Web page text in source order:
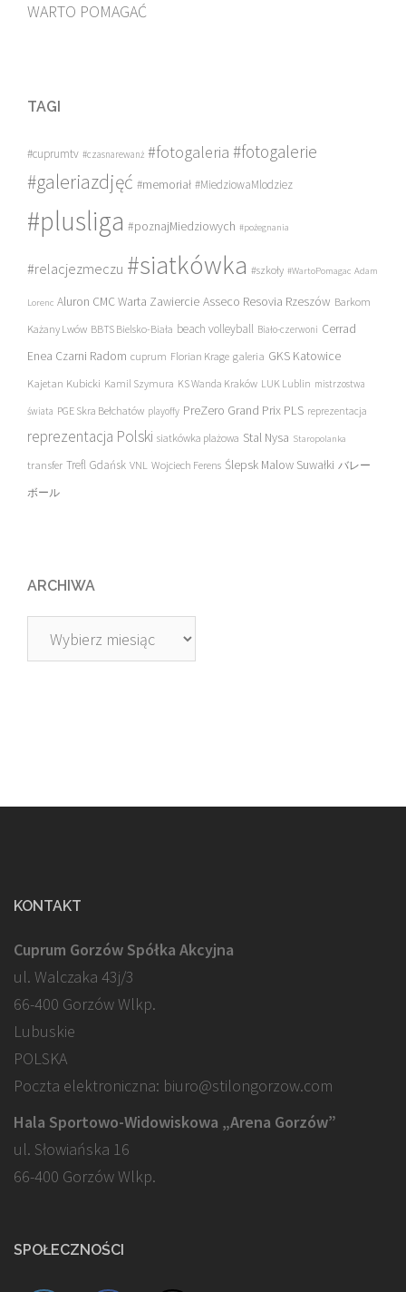
WARTO POMAGAĆ
TAGI
#cuprumtv #czasnarewanż #fotogaleria #fotogalerie
#galeriazdjęć #memoriał #MiedziowaMlodziez
#plusliga #poznajMiedziowych #pożegnania
#relacjezmeczu #siatkówka #szkoły #WartoPomagac Adam
Lorenc Aluron CMC Warta Zawiercie Asseco Resovia Rzeszów Barkom
Każany Lwów BBTS Bielsko-Biała beach volleyball Biało-czerwoni Cerrad
Enea Czarni Radom cuprum Florian Krage galeria GKS Katowice
Kajetan Kubicki Kamil Szymura KS Wanda Kraków LUK Lublin mistrzostwa
świata PGE Skra Bełchatów playoffy PreZero Grand Prix PLS reprezentacja
reprezentacja Polski siatkówka plażowa Stal Nysa Staropolanka
transfer Trefl Gdańsk VNL Wojciech Ferens Ślepsk Malow Suwałki バレー
ボール
ARCHIWA
Archiwa
KONTAKT
Cuprum Gorzów Spółka Akcyjna
ul. Walczaka 43j/3
66-400 Gorzów Wlkp.
Lubuskie
POLSKA
Poczta elektroniczna: biuro@stilongorzow.com
Hala Sportowo-Widowiskowa „Arena Gorzów”
ul. Słowiańska 16
66-400 Gorzów Wlkp.
SPOŁECZNOŚCI